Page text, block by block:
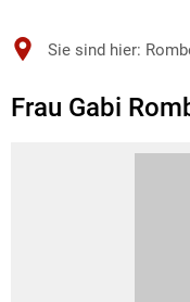
Sie sind hier:
Frau Gabi